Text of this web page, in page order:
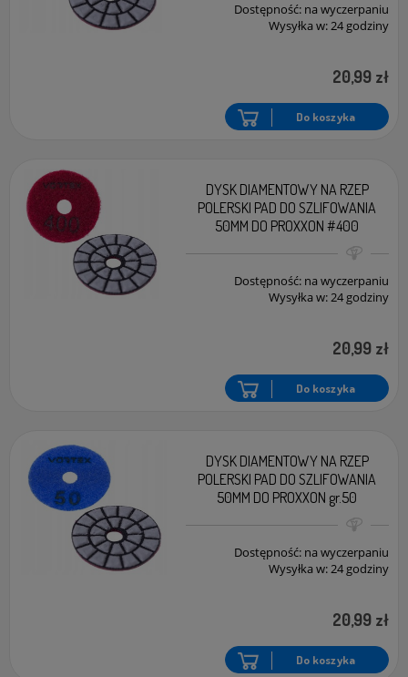
Dostępność: na wyczerpaniu
Wysyłka w:24 godziny
20,99 zł
Do koszyka
DYSK DIAMENTOWY NA RZEP
POLERSKI PAD DO SZLIFOWANIA
50MM DO PROXXON #400
Dostępność: na wyczerpaniu
Wysyłka w:24 godziny
20,99 zł
Do koszyka
DYSK DIAMENTOWY NA RZEP
POLERSKI PAD DO SZLIFOWANIA
50MM DO PROXXON gr.50
Dostępność: na wyczerpaniu
Wysyłka w:24 godziny
20,99 zł
Do koszyka